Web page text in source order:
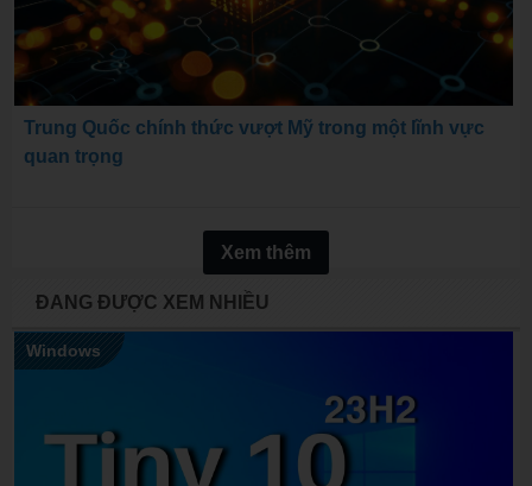
Trung Quốc chính thức vượt Mỹ trong một lĩnh vực
quan trọng
Xem thêm
ĐANG ĐƯỢC XEM NHIỀU
Windows